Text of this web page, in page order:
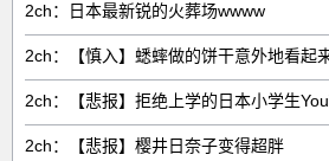
2ch：日本最新锐的火葬场wwww
2ch：【慎入】蟋蟀做的饼干意外地看起
2ch：【悲报】樱井日奈子变得超胖